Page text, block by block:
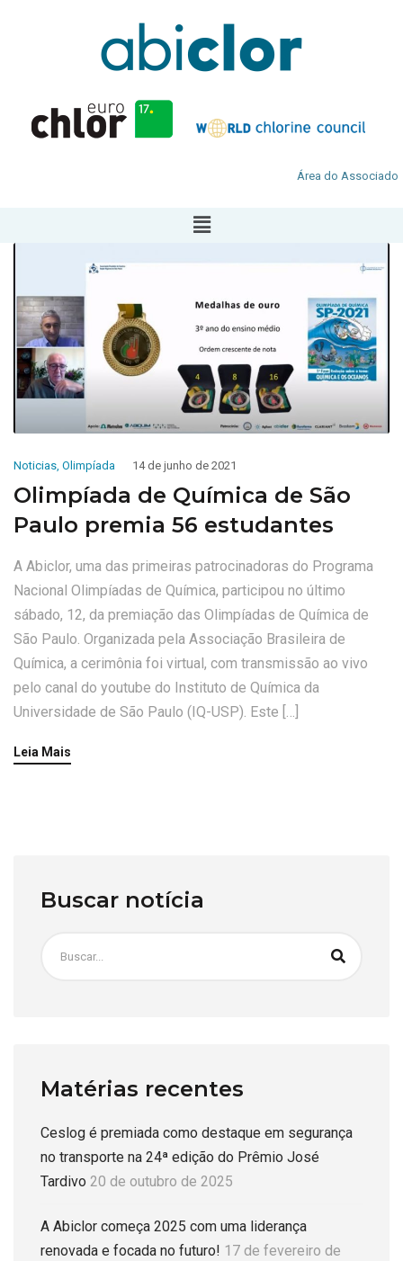
Área do Associado
Noticias, Olimpíada 14 de junho de 2021
Olimpíada de Química de São
Paulo premia 56 estudantes
A Abiclor, uma das primeiras patrocinadoras do Programa
Nacional Olimpíadas de Química, participou no último
sábado, 12, da premiação das Olimpíadas de Química de
São Paulo. Organizada pela Associação Brasileira de
Química, a cerimônia foi virtual, com transmissão ao vivo
pelo canal do youtube do Instituto de Química da
Universidade de São Paulo (IQ-USP). Este […]
Leia Mais
Buscar notícia
Matérias recentes
Ceslog é premiada como destaque em segurança
no transporte na 24ª edição do Prêmio José
Tardivo 20 de outubro de 2025
A Abiclor começa 2025 com uma liderança
renovada e focada no futuro! 17 de fevereiro de